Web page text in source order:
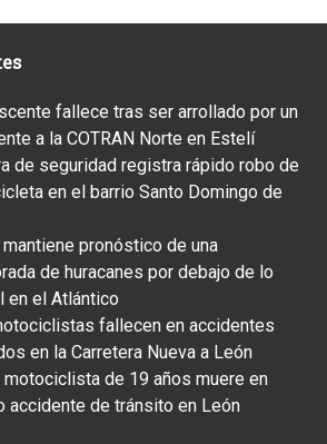
fallece tras ser arrollado por un
a la COTRAN Norte en Estelí
de seguridad registra rápido robo de
en el barrio Santo Domingo de
mantiene pronóstico de una
de huracanes por debajo de lo
en el Atlántico
fallecen en accidentes
en la Carretera Nueva a León
de 19 años muere en
accidente de tránsito en León